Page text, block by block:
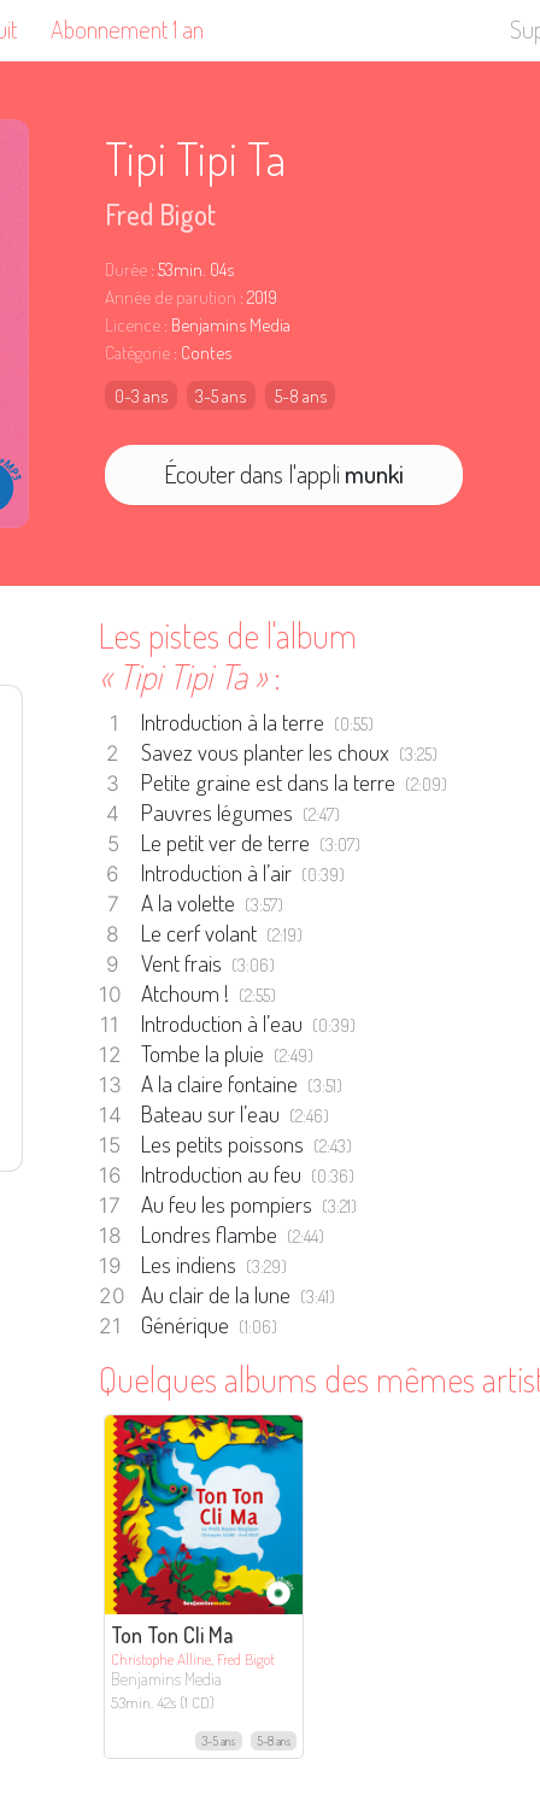
Abonnement 1 an
Tipi Tipi Ta
Fred Bigot
Durée : 53min. 04s
Année de parution : 2019
Licence : Benjamins Media
Catégorie : Contes
0-3 ans
3-5 ans 5-8 ans
Écouter dans l'appli munki
Les pistes de l'album
« Tipi Tipi Ta »:
Introduction à la terre (0:55)
Savez vous planter les choux (3:25)
Petite graine est dans la terre (2:09)
Pauvres légumes (2:47)
Le petit ver de terre (3:07)
Introduction à l’air (0:39)
A la volette (3:57)
Le cerf volant (2:19)
Vent frais (3:06)
Atchoum ! (2:55)
Introduction à l’eau (0:39)
Tombe la pluie (2:49)
A la claire fontaine (3:51)
Bateau sur l’eau (2:46)
Les petits poissons (2:43)
Introduction au feu (0:36)
Au feu les pompiers (3:21)
Londres flambe (2:44)
Les indiens (3:29)
Au clair de la lune (3:41)
Générique (1:06)
Quelques albums des mêmes
Ton Ton Cli Ma
Christophe Alline, Fred Bigot
Benjamins Media
53min. 42s (1 CD)
3-5 ans 5-8 ans